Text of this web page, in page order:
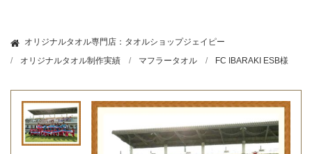
オリジナルタオル専門店：タオルショップジェイピー
オリジナルタオル制作実績
マフラータオル FC IBARAKI ESB様